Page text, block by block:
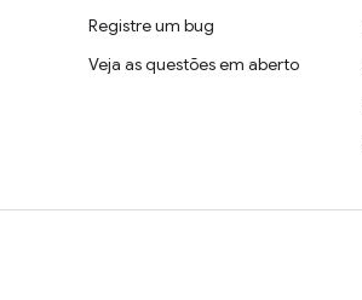
Registre um bug
Veja as questões em aberto